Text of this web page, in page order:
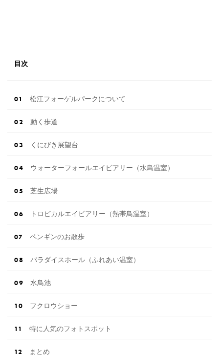
目次
松江フォーゲルパークについて
動く歩道
くにびき展望台
ウォーターフォールエイビアリー（水鳥温室）
芝生広場
トロピカルエイビアリー（熱帯鳥温室）
ペンギンのお散歩
パラダイスホール（ふれあい温室）
水鳥池
フクロウショー
特に人気のフォトスポット
まとめ